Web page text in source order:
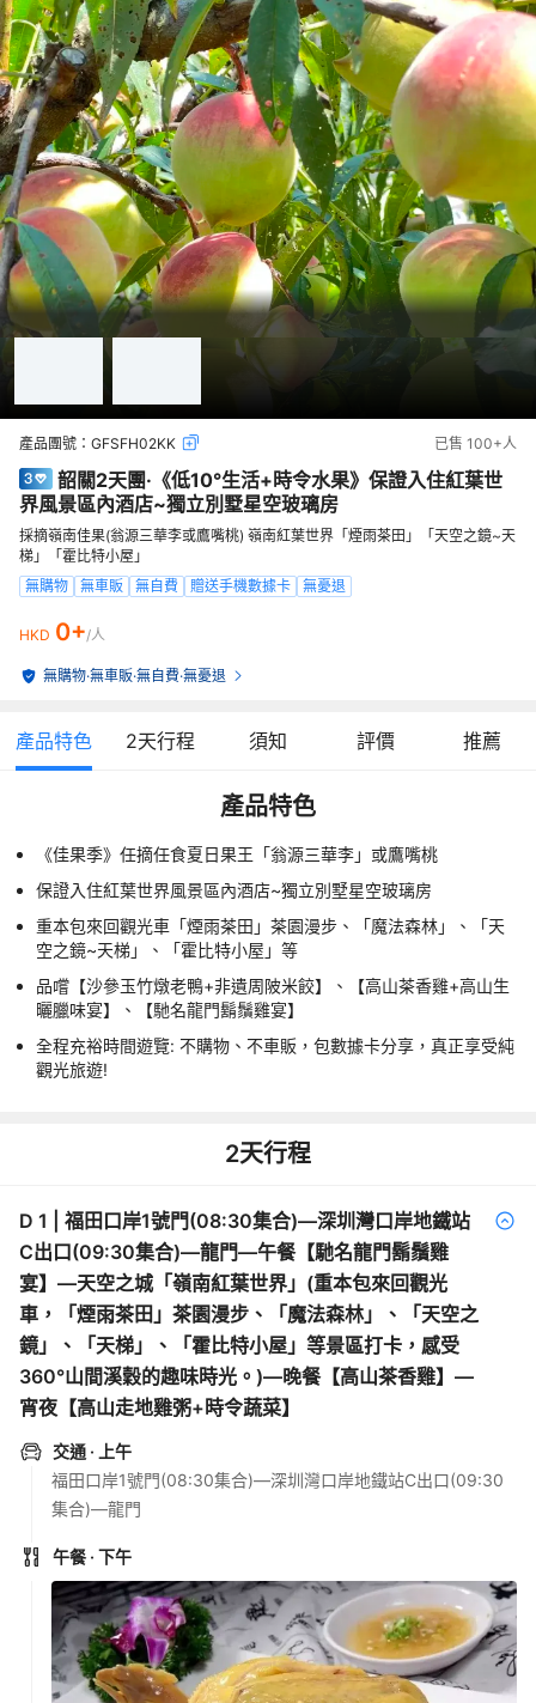
產品團號： GFSFH02KK 已售 100+人
韶關2天團·《低10°生活+時令水果》保證入住紅葉世
界風景區內酒店~獨立別墅星空玻璃房
採摘嶺南佳果(翁源三華李或鷹嘴桃) 嶺南紅葉世界「煙雨茶田」「天空之鏡~天
梯」「霍比特小屋」
無購物
無車販 無自費 贈送手機數據卡 無憂退
HKD 0+/人
無購物·無車販·無自費·無憂退
產品特色 2天行程 須知 評價 推薦
產品特色
《佳果季》任摘任食夏日果王「翁源三華李」或鷹嘴桃
保證入住紅葉世界風景區內酒店~獨立別墅星空玻璃房
重本包來回觀光車「煙雨茶田」茶園漫步、「魔法森林」、「天
空之鏡~天梯」、「霍比特小屋」等
品嚐【沙參玉竹燉老鴨+非遺周陂米餃】、【高山茶香雞+高山生
曬臘味宴】、【馳名龍門鬍鬚雞宴】
全程充裕時間遊覽: 不購物、不車販，包數據卡分享，真正享受純
觀光旅遊!
2天行程
D 1
福田口岸1號門(08:30集合)—深圳灣口岸地鐵站
C出口(09:30集合)—龍門—午餐【馳名龍門鬍鬚雞
宴】—天空之城「嶺南紅葉世界」(重本包來回觀光
車，「煙雨茶田」茶園漫步、「魔法森林」、「天空之
鏡」、「天梯」、「霍比特小屋」等景區打卡，感受
360°山間溪穀的趣味時光。)—晚餐【高山茶香雞】—
宵夜【高山走地雞粥+時令蔬菜】
交通 · 上午
福田口岸1號門(08:30集合)—深圳灣口岸地鐵站C出口(09:30
集合)—龍門
午餐 · 下午